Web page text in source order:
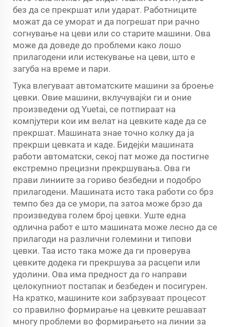
без да се прекршат или ударат. Работниците
можат да се уморат и да погрешат при рачно
согнување на цеви или со старите машини. Ова
може да доведе до проблеми како лошо
прилагодени или истекување на цеви, што е
загуба на време и пари.
Тука влегуваат автоматските машини за броење
цевки. Овие машини, вклучувајќи ги и оние
произведени од Yuetai, се потпираат на
компјутери кои им велат на цевките каде да се
прекршат. Машината знае точно колку да ја
прекрши цевката и каде. Бидејќи машината
работи автоматски, секој пат може да постигне
екстремно прецизни прекршувања. Ова ги
прави линиите за гориво безбедни и подобро
прилагодени. Машината исто така работи со брз
темпо без да се умори, па затоа може брзо да
произведува голем број цевки. Уште една
одлична работ е што машината може лесно да се
прилагоди на различни големини и типови
цевки. Таа исто така може да ги проверува
цевките додека ги прекршува за расцепи или
удолини. Ова има предност да го направи
целокупниот постапак и безбеден и посигурен.
На кратко, машините кои забрзуваат процесот
со правилно формирање на цевките решаваат
многу проблеми во формирањето на линии за